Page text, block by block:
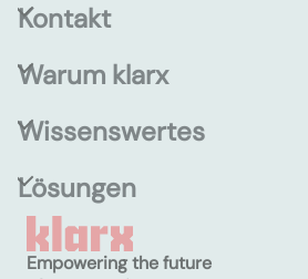
Kontakt
Warum klarx
Wissenswertes
Lösungen
Empowering the future